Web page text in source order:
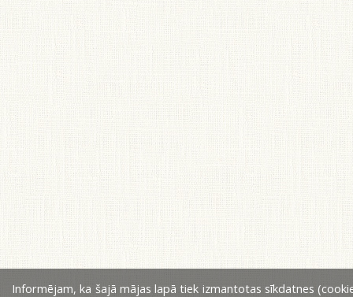
Informējam, ka šajā mājas lapā tiek izmantotas sīkdatnes